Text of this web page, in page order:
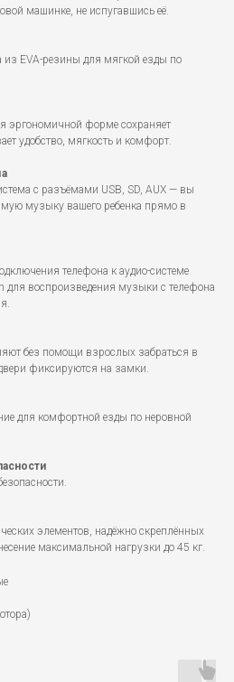
машинке, не испугавшись её.
из EVA-резины для мягкой езды по
эргономичной форме сохраняет
удобство, мягкость и комфорт.
с разъёмами USB, SD, AUX — вы
музыку вашего ребенка прямо в
телефона к аудио-системе
для воспроизведения музыки с телефона
без помощи взрослых забраться в
фиксируются на замки.
для комфортной езды по неровной
элементов, надёжно скреплённых
максимальной нагрузки до 45 кг.